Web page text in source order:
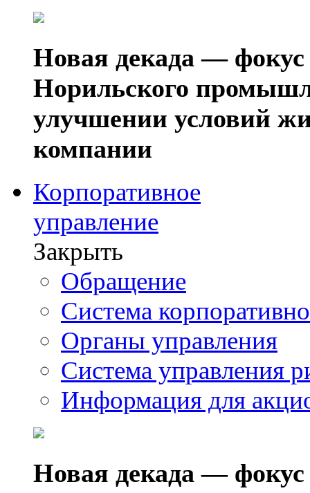
Новая декада — фокус
Норильского
улучшении условий
компании
Корпоративное
управление
Закрыть
Обращение
Система
Органы управления
Система управления
Информация для
Новая декада — фокус